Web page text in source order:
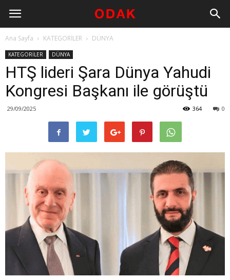
Ana Sayfa KATEGORİLER DÜNYA
KATEGORİLER DÜNYA
HTŞ lideri Şara Dünya Yahudi
Kongresi Başkanı ile görüştü
29/09/2025 0
364